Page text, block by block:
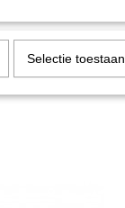
Baureihe
Selectie toestaan